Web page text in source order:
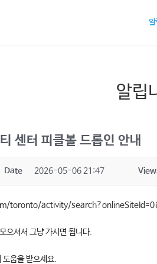
알립
센터 피클볼 드롭인 안내
Date 2026-05-06 21:47
toronto/activity/
으셔서 그냥 가시면 됩니다.
도움을 받으세요.